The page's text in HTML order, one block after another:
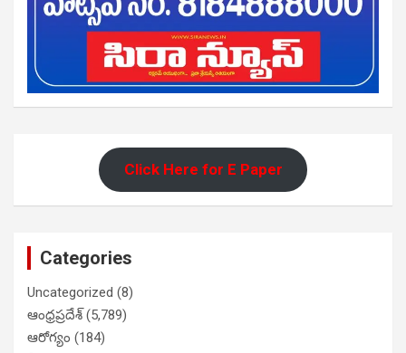
Click Here for E Paper
Categories
Uncategorized (8)
ఆంధ్రప్రదేశ్(5,789)
ఆరోగ్యం (184)